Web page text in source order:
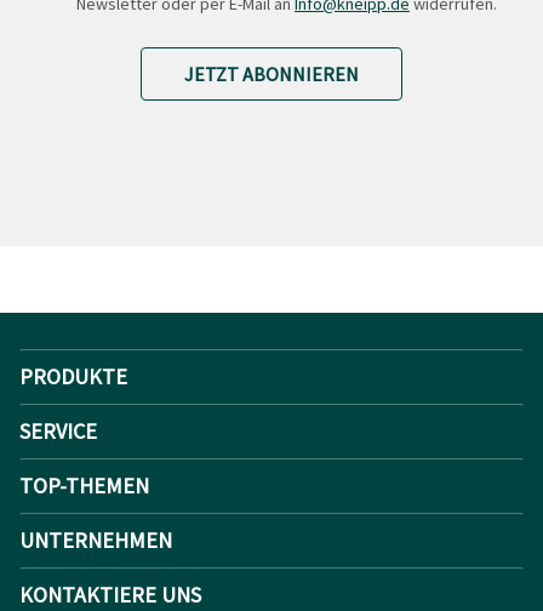
JETZT ABONNIEREN
PRODUKTE
SERVICE
TOP-THEMEN
UNTERNEHMEN
KONTAKTIERE UNS